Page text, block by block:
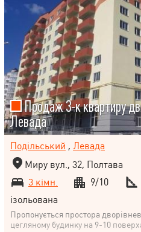
Продаж 3-к квартиру
Левада
Подільський , Левада
Миру вул., 32, Полтава
3 кімн.
9/10
ізольована
Пропонується простора
цегляному будинку на 9-10